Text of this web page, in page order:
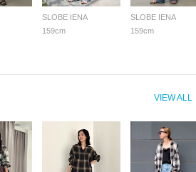
SLOBE IENA
159cm
SLOBE IENA
159cm
VIEW ALL